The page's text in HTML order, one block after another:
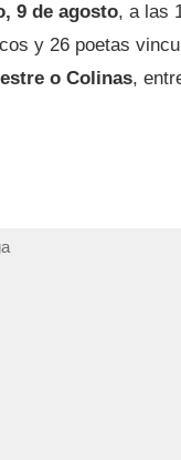
9 de agosto, a las
y 26 poetas
o Colinas,